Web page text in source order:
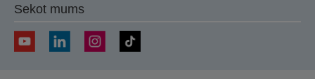
Sekot mums